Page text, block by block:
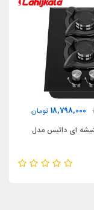
18,798,000 تومان
ای داتیس مدل